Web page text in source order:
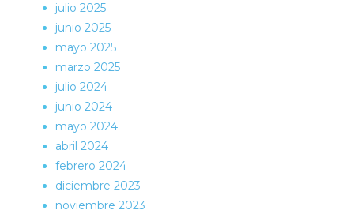
julio 2025
junio 2025
mayo 2025
marzo 2025
julio 2024
junio 2024
mayo 2024
abril 2024
febrero 2024
diciembre 2023
noviembre 2023